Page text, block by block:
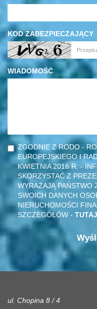
KOD ZABEZPIECZAJĄCY
WIADOMOŚĆ
ZGODNIE Z RODO -
EUROPEJSKIEGO I
KWIETNIA 2016 R. -
SKORZYSTAĆ Z
WYRAŻAJĄ PAŃSTWO
SWOICH DANYCH
NIERUCHOMOŚCI
SZCZEGÓŁÓW - TUTAJ
ul. Chopina 8 / 4